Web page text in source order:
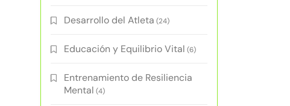
Desarrollo del Atleta (24)
Educación y Equilibrio Vital (6)
Entrenamiento de Resiliencia
Mental (4)